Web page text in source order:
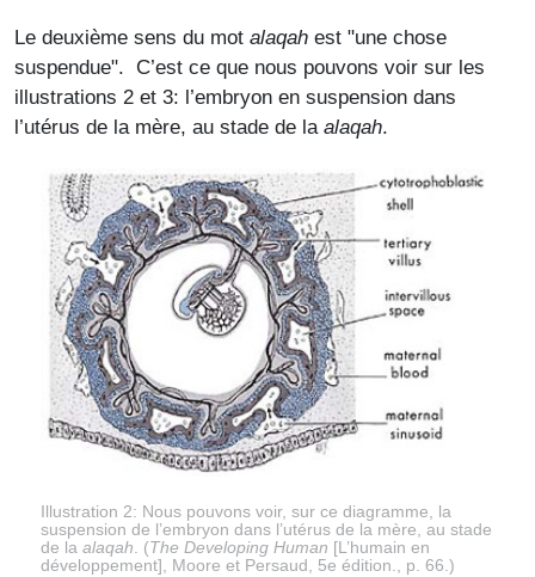
Le deuxième sens du mot alaqah est "une chose
suspendue". C’est ce que nous pouvons voir sur les
illustrations 2 et 3: l’embryon en suspension dans
l’utérus de la mère, au stade de la alaqah.
Illustration 2: Nous pouvons voir, sur ce diagramme, la
suspension de l’embryon dans l’utérus de la mère, au stade
de la alaqah. (The Developing Human [L’humain en
développement], Moore et Persaud, 5e édition., p. 66.)